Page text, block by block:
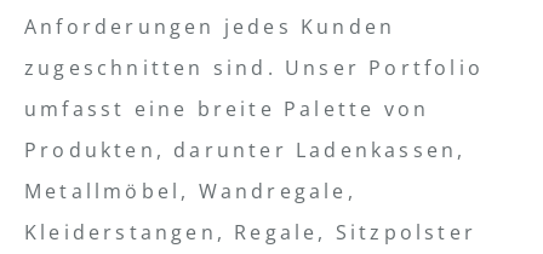
Anforderungen jedes Kunden
zugeschnitten sind. Unser Portfolio
umfasst eine breite Palette von
Produkten, darunter Ladenkassen,
Metallmöbel, Wandregale,
Kleiderstangen, Regale, Sitzpolster